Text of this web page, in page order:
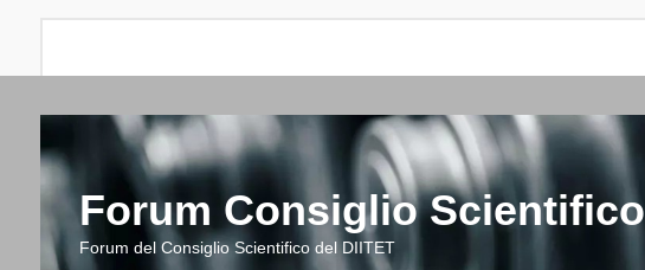
Forum Consiglio Scientifico
Forum del Consiglio Scientifico del DIITET